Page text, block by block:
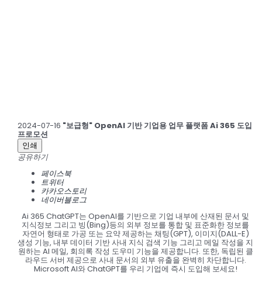
2024-07-16 "보급형" OpenAI 기반 기업용 업무 플랫폼 Ai 365 도입
프로모션
인쇄
공유하기
페이스북
트위터
카카오스토리
네이버블로그
Ai 365 ChatGPT는 OpenAI를 기반으로 기업 내부에 산재된 문서 및
지식정보 그리고 빙(Bing)등의 외부 정보를 통합 및 표준화한 정보를
자연어 형태로 가공 또는 요약 제공하는 채팅(GPT), 이미지(DALL-E)
생성 기능, 내부 데이터 기반 사내 지식 검색 기능 그리고 메일 작성을 지
원하는 AI 메일, 회의록 작성 도우미 기능을 제공합니다. 또한, 독립된 클
라우드 서버 제공으로 사내 문서의 외부 유출을 완벽히 차단합니다.
Microsoft AI와 ChatGPT를 우리 기업에 즉시 도입해 보세요!